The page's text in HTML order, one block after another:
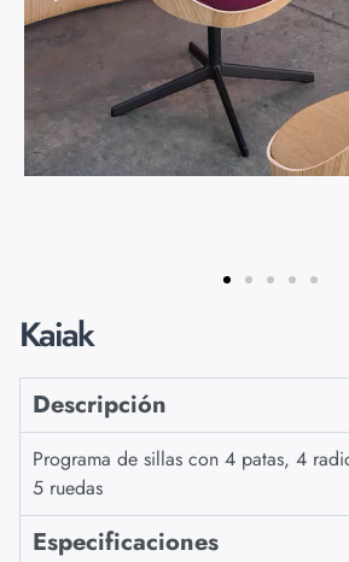
Kaiak
Descripción
Programa de sillas con 4 patas, 4
5 ruedas
Especificaciones